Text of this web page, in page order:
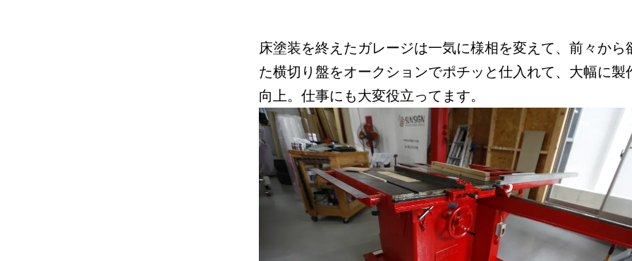
床塗装を終えたガレージは一気に様相を変えて、前々から
た横切り盤をオークションでポチッと仕入れて、大幅に製
向上。仕事にも大変役立ってます。